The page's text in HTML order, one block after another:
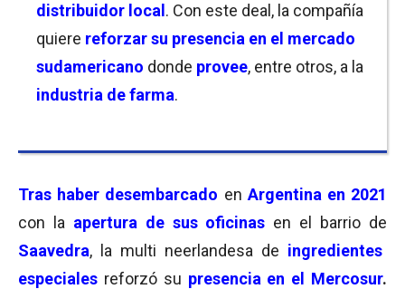
distribuidor local . Con este deal, la compañía
quiere reforzar su presencia en el mercado
sudamericano donde provee, entre otros, a la
industria de farma.
Tras haber desembarcado en Argentina en 2021
con la apertura de sus oficinas en el barrio de
Saavedra, la multi neerlandesa de ingredientes
especiales reforzó su presencia en el Mercosur.